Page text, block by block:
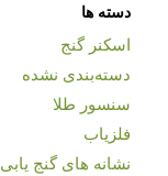
دسته ها
اسکنر گنج
دسته‌بندی نشده
سنسور طلا
فلزیاب
نشانه های گنج یابی